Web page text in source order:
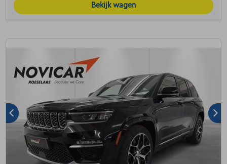
Bekijk wagen